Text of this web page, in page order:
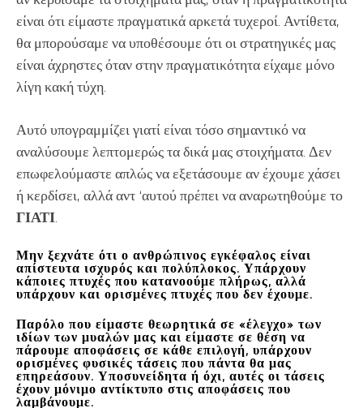
είναι ότι είμαστε πραγματικά αρκετά τυχεροί. Αντίθετα,
θα μπορούσαμε να υποθέσουμε ότι οι στρατηγικές μας
είναι άχρηστες όταν στην πραγματικότητα είχαμε μόνο
λίγη κακή τύχη.
Αυτό υπογραμμίζει γιατί είναι τόσο σημαντικό να
αναλύσουμε λεπτομερώς τα δικά μας στοιχήματα. Δεν
επωφελούμαστε απλώς να εξετάσουμε αν έχουμε χάσει
ή κερδίσει, αλλά αντ ‘αυτού πρέπει να αναρωτηθούμε το
ΓΙΑΤΙ
Μην ξεχνάτε ότι ο ανθρώπινος εγκέφαλος είναι
απίστευτα ισχυρός και πολύπλοκος.Υπάρχουν
κάποιες πτυχές που κατανοούμε πλήρως, αλλά
υπάρχουν και ορισμένες πτυχές που δεν έχουμε.
Παρόλο που είμαστε θεωρητικά σε «έλεγχο» των
ιδίων των μυαλών μας και είμαστε σε θέση να
πάρουμε αποφάσεις σε κάθε επιλογή, υπάρχουν
ορισμένες φυσικές τάσεις που πάντα θα μας
επηρεάσουν. Υποσυνείδητα ή όχι, αυτές οι τάσεις
έχουν μόνιμο αντίκτυπο στις αποφάσεις που
λαμβάνουμε.